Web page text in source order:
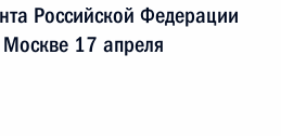
Российской Федерации
17 апреля